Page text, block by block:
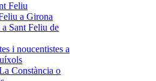
Feliu
a Girona
Sant Feliu de
i noucentistes a
Constància o